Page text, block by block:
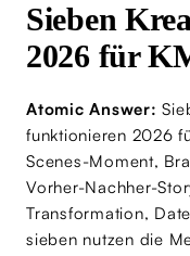
Sieben
2026 für
Atomic Answer:
funktionieren 2026
Scenes-Moment,
Vorher-Nachher-
Transformation,
sieben nutzen die